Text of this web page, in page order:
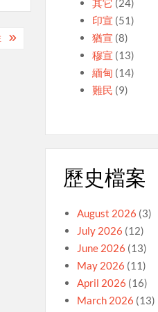
印宣 (51)
猶宣 (8)
穆宣 (13)
緬甸 (14)
難民 (9)
歷史檔案
August 2026 (3)
July 2026 (12)
June 2026 (13)
May 2026 (11)
April 2026 (16)
March 2026 (13)